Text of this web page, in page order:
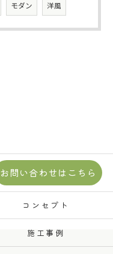
モダン 洋風
お問い合わせはこちら
コンセプト
施工事例